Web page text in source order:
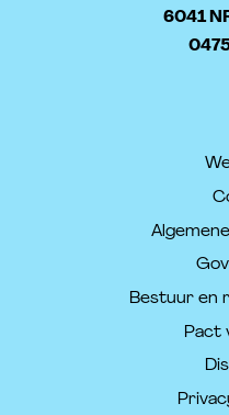
6041
Bestuur en
Pact